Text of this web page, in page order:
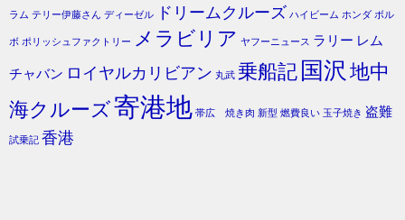
ラム テリー伊藤さん ディーゼル ドリームクルーズ ハイビーム ホンダ ボル
ボ ポリッシュファクトリー メラビリア ヤフーニュース ラリー レム
チャバン ロイヤルカリビアン 丸武 乗船記 国沢 地中
海クルーズ寄港地 帯広 焼き肉 新型 燃費良い 玉子焼き 盗難
試乗記 香港